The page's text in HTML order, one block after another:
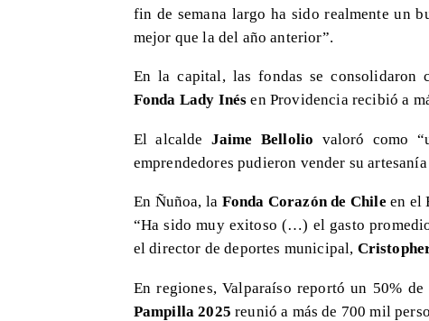
fin de semana largo ha sido realmente un
mejor que la del año anterior”.
En la capital, las fondas se consolidaron
Fonda Lady Inés en Providencia recibió a
El alcalde Jaime Bellolio valoró como
emprendedores pudieron vender su
En Ñuñoa, la Fonda Corazón de Chile en el
“Ha sido muy exitoso (…) el gasto
el director de deportes municipal,
En regiones, Valparaíso reportó un 50%
Pampilla 2025 reunió a más de 700 mil